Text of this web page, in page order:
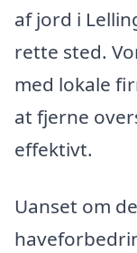
af jord i
rette sted.
med lokale
at fjerne
effektivt.
Uanset om